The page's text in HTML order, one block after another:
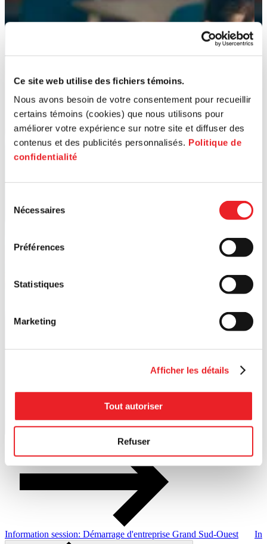
Ce site web utilise des fichiers témoins.
Nous avons besoin de votre consentement pour recueillir
certains témoins (cookies) que nous utilisons pour
améliorer votre expérience sur notre site et diffuser des
contenus et des publicités personnalisés. Politique de
confidentialité
Nécessaires
Préférences
Statistiques
Marketing
Afficher les détails
Tout autoriser
Refuser
Information session: Démarrage d'entreprise Grand Sud-Ouest